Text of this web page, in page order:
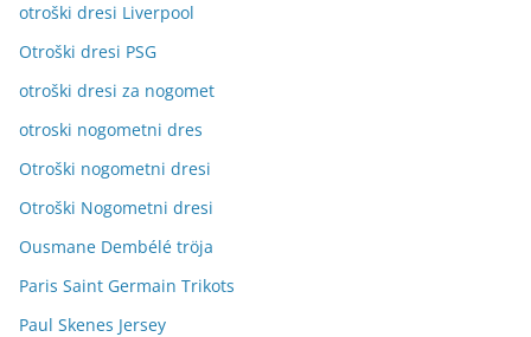
otroški dresi Liverpool
Otroški dresi PSG
otroški dresi za nogomet
otroski nogometni dres
Otroški nogometni dresi
Otroški Nogometni dresi
Ousmane Dembélé tröja
Paris Saint Germain Trikots
Paul Skenes Jersey